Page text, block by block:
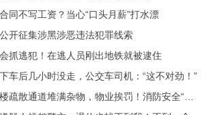
同不写工资？当心“口头月薪”打水漂
开征集涉黑涉恶违法犯罪线索
抓逃犯！在逃人员刚出地铁就被逮住
车后几小时没走，公交车司机：“这不对劲！”